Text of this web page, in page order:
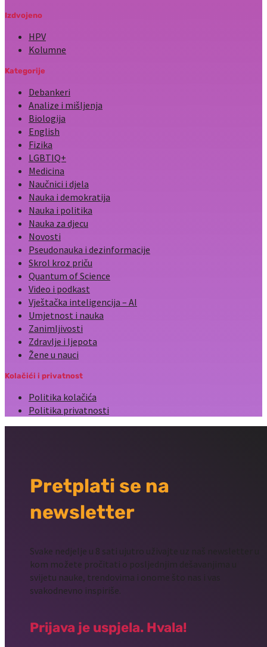
Izdvojeno
HPV
Kolumne
Kategorije
Debankeri
Analize i mišljenja
Biologija
English
Fizika
LGBTIQ+
Medicina
Naučnici i djela
Nauka i demokratija
Nauka i politika
Nauka za djecu
Novosti
Pseudonauka i dezinformacije
Skrol kroz priču
Quantum of Science
Video i podkast
Vještačka inteligencija – AI
Umjetnost i nauka
Zanimljivosti
Zdravlje i ljepota
Žene u nauci
Kolačići i privatnost
Politika kolačića
Politika privatnosti
Pretplati se na
newsletter
Svake nedjelje u 8 sati ujutro uživajte uz naš newsletter u
kom možete pročitati o posljednjim dešavanjima u
svijetu nauke, trendovima i onome što nas i vas
svakodnevno inspiriše.
Prijava je uspjela. Hvala!